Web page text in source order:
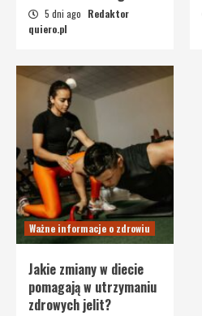
5 dni ago Redaktor
quiero.pl
Ważne informacje o zdrowiu
Jakie zmiany w diecie
pomagają w utrzymaniu
zdrowych jelit?